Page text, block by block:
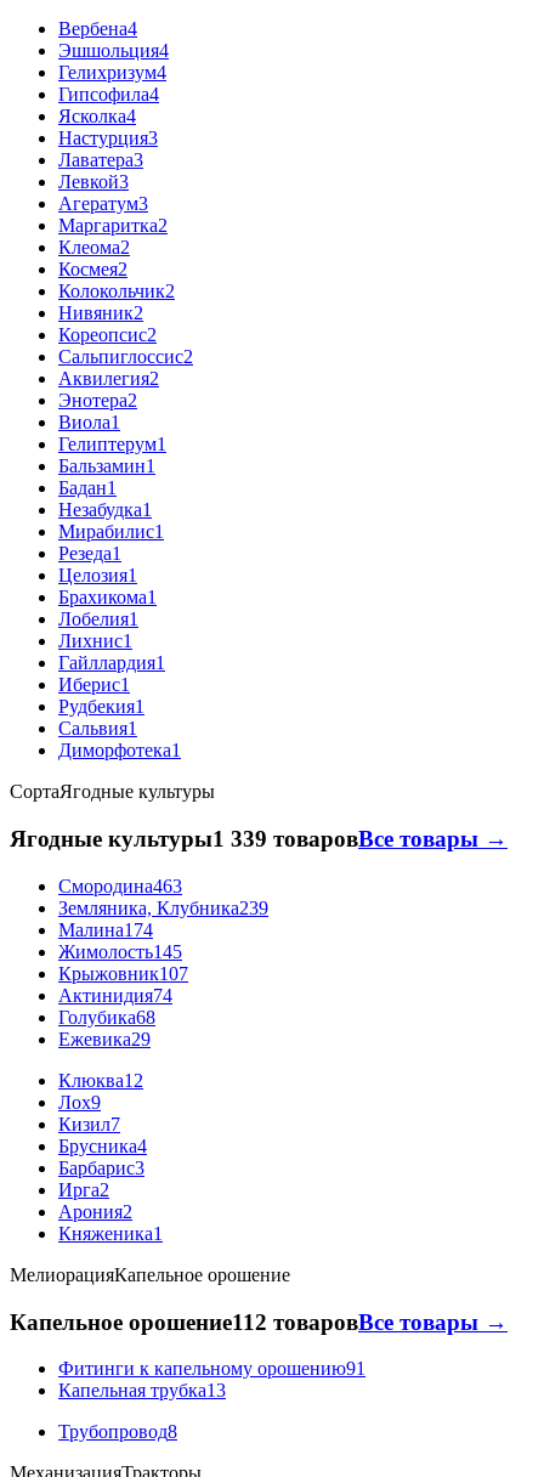
Вербена4
Эшшольция4
Гелихризум4
Гипсофила4
Ясколка4
Настурция3
Лаватера3
Левкой3
Агератум3
Маргаритка2
Клеома2
Космея2
Колокольчик2
Нивяник2
Кореопсис2
Сальпиглоссис2
Аквилегия2
Энотера2
Виола1
Гелиптерум1
Бальзамин1
Бадан1
Незабудка1
Мирабилис1
Резеда1
Целозия1
Брахикома1
Лобелия1
Лихнис1
Гайллардия1
Иберис1
Рудбекия1
Сальвия1
Диморфотека1
СортаЯгодные культуры
Ягодные культуры1 339 товаровВсе товары →
Смородина463
Земляника, Клубника239
Малина174
Жимолость145
Крыжовник107
Актинидия74
Голубика68
Ежевика29
Клюква12
Лох9
Кизил7
Брусника4
Барбарис3
Ирга2
Арония2
Княженика1
МелиорацияКапельное орошение
Капельное орошение112 товаровВсе товары →
Фитинги к капельному орошению91
Капельная трубка13
Трубопровод8